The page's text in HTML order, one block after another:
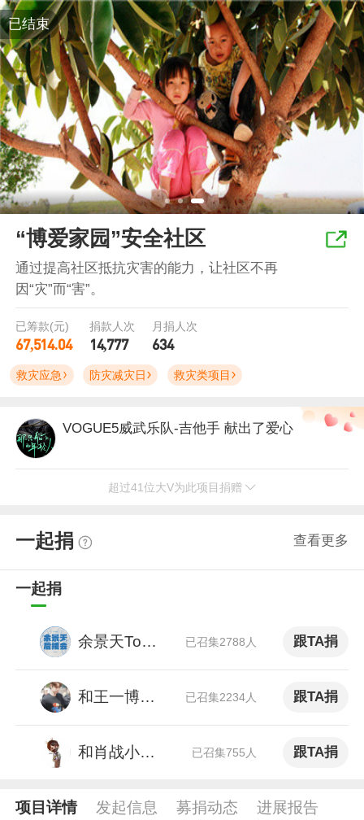
已结束
“博爱家园”安全社区
通过提高社区抵抗灾害的能力，让社区不再
因“灾”而“害”。
已筹款(元)
67,514.04
捐款人次
14,777
月捐人次
634
救灾应急 防灾减灾日 救灾类项目
VOGUE5威武乐队-吉他手 献出了爱心
何墨同学献出了爱心
中国植物学会科学传播工作委员会成员 超话粉丝大咖（一点植物学超话）
佧佧
情感博主 微博原创视频博主 微博VLOG博主
有故事的皮同学 献出了爱心
旧声 献出了爱心
超过41位大V为此项目捐赠
查看更多
一起捐
一起捐
余景天Tony后援会 已召集2788人 跟TA捐
和王一博一起做公益 已召集2234人 跟TA捐
和肖战小飞侠一起传递 已召集755人 跟TA捐
项目详情 发起信息 募捐动态 进展报告